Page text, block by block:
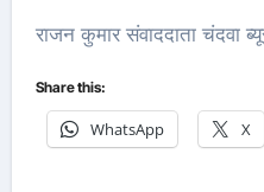
राजन कुमार संवाददाता चंदवा
Share this:
WhatsApp X